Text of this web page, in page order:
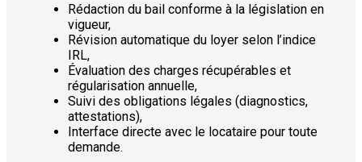
Rédaction du bail conforme à la législation en
vigueur,
Révision automatique du loyer selon l’indice
IRL,
Évaluation des charges récupérables et
régularisation annuelle,
Suivi des obligations légales (diagnostics,
attestations),
Interface directe avec le locataire pour toute
demande.